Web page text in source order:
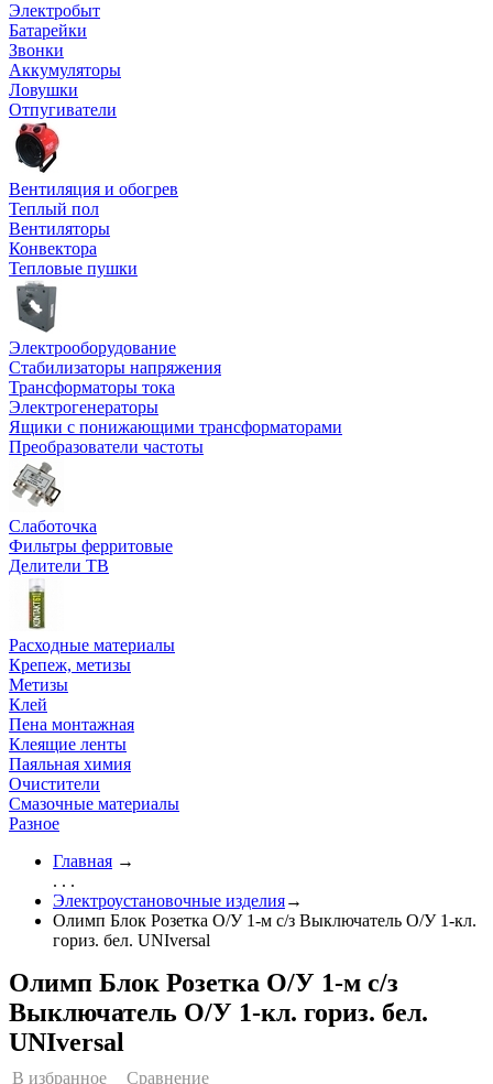
Электробыт
Батарейки
Звонки
Аккумуляторы
Ловушки
Отпугиватели
Вентиляция и обогрев
Теплый пол
Вентиляторы
Конвектора
Тепловые пушки
Электрооборудование
Стабилизаторы напряжения
Трансформаторы тока
Электрогенераторы
Ящики с понижающими трансформаторами
Преобразователи частоты
Слаботочка
Фильтры ферритовые
Делители ТВ
Расходные материалы
Крепеж, метизы
Метизы
Клей
Пена монтажная
Клеящие ленты
Паяльная химия
Очистители
Смазочные материалы
Разное
Главная →
. . .
Электроустановочные изделия→
Олимп Блок Розетка О/У 1-м с/з Выключатель О/У 1-кл.
гориз. бел. UNIversal
Олимп Блок Розетка О/У 1-м с/з
Выключатель О/У 1-кл. гориз. бел.
UNIversal
В избранное Сравнение